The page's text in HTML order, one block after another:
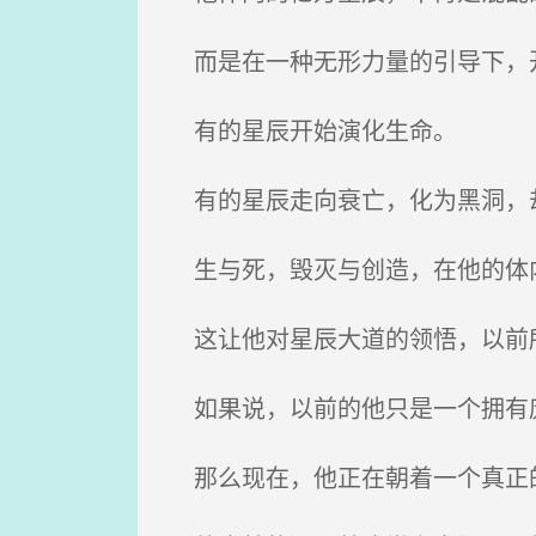
而是在一种无形力量的引导下
有的星辰开始演化生命。
有的星辰走向衰亡，化为黑洞
生与死，毁灭与创造，在他的
这让他对星辰大道的领悟，以前
如果说，以前的他只是一个拥有
那么现在，他正在朝着一个真正